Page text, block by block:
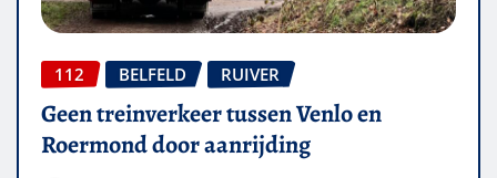
112 BELFELD RUIVER
Geen treinverkeer tussen Venlo en
Roermond door aanrijding